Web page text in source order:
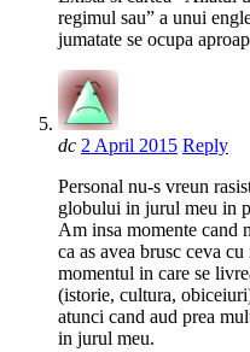
regimul sau” a unui
jumatate se ocupa
dc 2 April 2015 Reply
Personal nu-s vreun
globului in jurul meu in
Am insa momente cand
ca as avea brusc ceva
momentul in care se
(istorie, cultura,
atunci cand aud prea
in jurul meu.